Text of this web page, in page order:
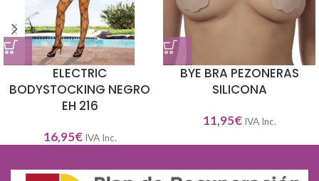
ELECTRIC
BODYSTOCKING NEGRO
EH 216
16,95€ IVA Inc.
BYE BRA PEZONERAS
SILICONA
11,95€ IVA Inc.